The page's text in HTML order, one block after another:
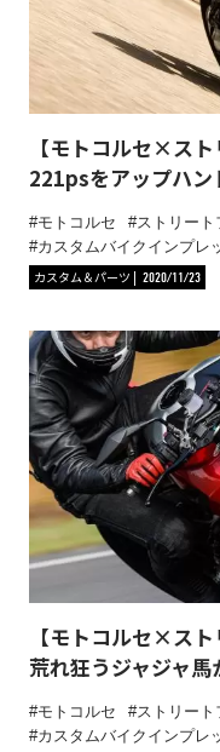
【モトコルセ×ス
221psをアップハン
モトコルセ
ストリート
カスタムバイクインプレ
カスタム＆パーツ
2020/11/23
【モトコルセ×ス
荒れ狂うジャジャ
モトコルセ
ストリート
カスタムバイクインプレ